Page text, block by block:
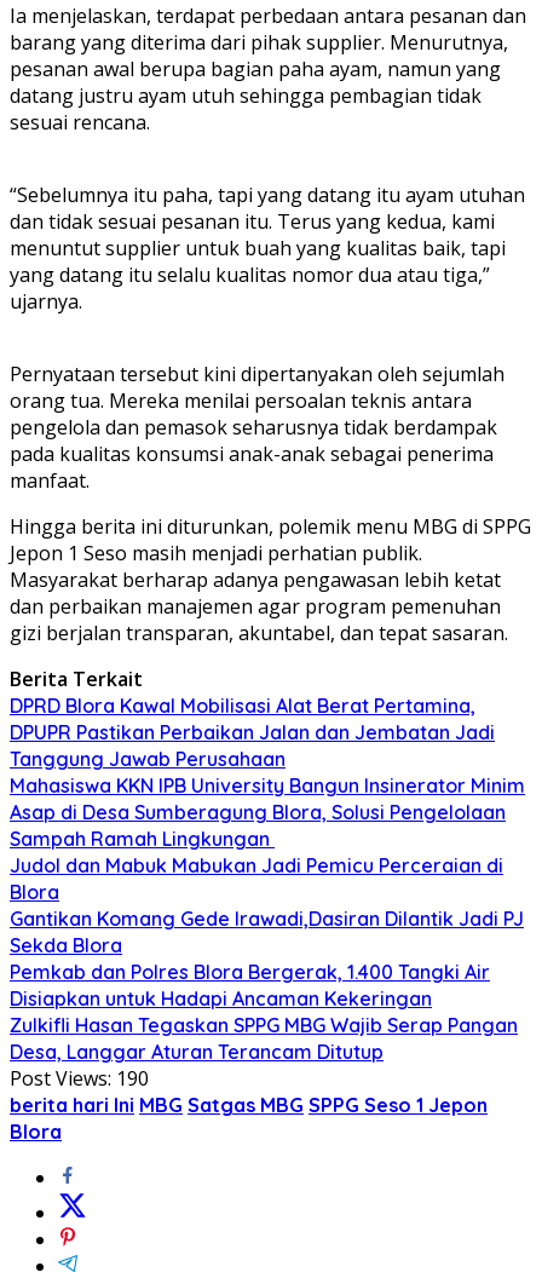
‎Ia menjelaskan, terdapat perbedaan antara pesanan dan
barang yang diterima dari pihak supplier. Menurutnya,
pesanan awal berupa bagian paha ayam, namun yang
datang justru ayam utuh sehingga pembagian tidak
sesuai rencana.
“Sebelumnya itu paha, tapi yang datang itu ayam utuhan
dan tidak sesuai pesanan itu. Terus yang kedua, kami
menuntut supplier untuk buah yang kualitas baik, tapi
yang datang itu selalu kualitas nomor dua atau tiga,”
ujarnya.
Pernyataan tersebut kini dipertanyakan oleh sejumlah
orang tua. Mereka menilai persoalan teknis antara
pengelola dan pemasok seharusnya tidak berdampak
pada kualitas konsumsi anak-anak sebagai penerima
manfaat.
‎Hingga berita ini diturunkan, polemik menu MBG di SPPG
Jepon 1 Seso masih menjadi perhatian publik.
Masyarakat berharap adanya pengawasan lebih ketat
dan perbaikan manajemen agar program pemenuhan
gizi berjalan transparan, akuntabel, dan tepat sasaran.
Berita Terkait
DPRD Blora Kawal Mobilisasi Alat Berat Pertamina,
DPUPR Pastikan Perbaikan Jalan dan Jembatan Jadi
Tanggung Jawab Perusahaan
Mahasiswa KKN IPB University Bangun Insinerator Minim
Asap di Desa Sumberagung Blora, Solusi Pengelolaan
Sampah Ramah Lingkungan ‎
Judol dan Mabuk Mabukan Jadi Pemicu Perceraian di
Blora
Gantikan Komang Gede Irawadi,Dasiran Dilantik Jadi PJ
Sekda Blora
Pemkab dan Polres Blora Bergerak, 1.400 Tangki Air
Disiapkan untuk Hadapi Ancaman Kekeringan
Zulkifli Hasan Tegaskan SPPG MBG Wajib Serap Pangan
Desa, Langgar Aturan Terancam Ditutup
Post Views: 190
berita hari Ini MBG Satgas MBG SPPG Seso 1 Jepon
Blora